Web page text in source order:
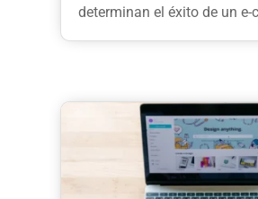
determinan el éxito de un e-